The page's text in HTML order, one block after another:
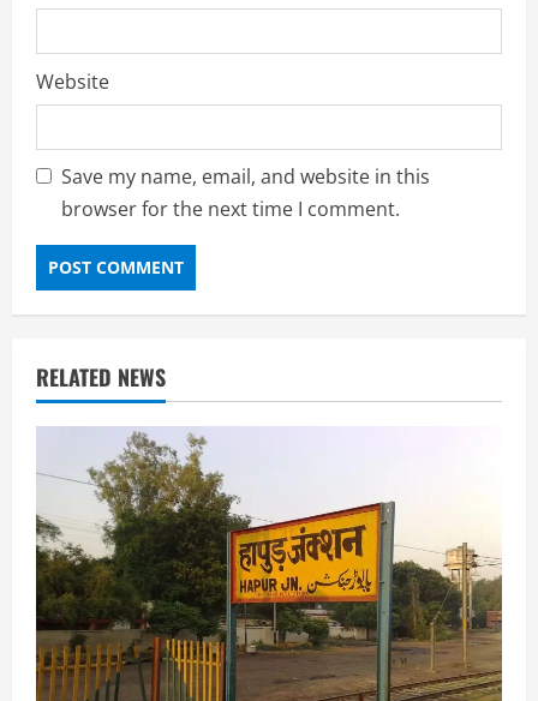
Website
Save my name, email, and website in this
browser for the next time I comment.
RELATED NEWS